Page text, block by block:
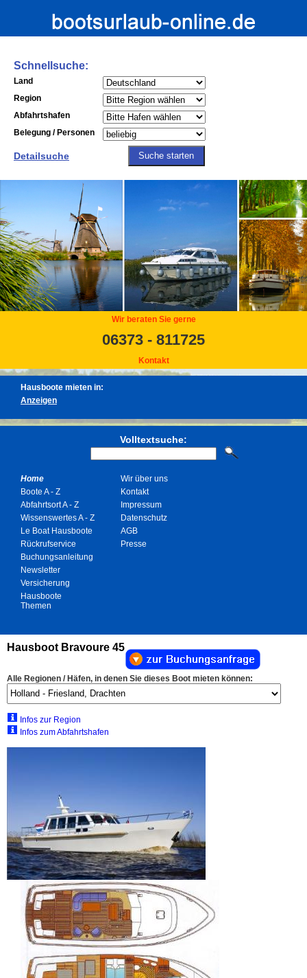
Schnellsuche:
Land
Region
Abfahrtshafen
Belegung / Personen
Detailsuche
Wir beraten Sie gerne
06373 - 811725
Kontakt
Hausboote mieten in:
Volltextsuche:
Home
Boote A - Z
Abfahrtsort A - Z
Wissenswertes A - Z
Le Boat Hausboote
Rückrufservice
Buchungsanleitung
Newsletter
Versicherung
Hausboote
Themen
Wir über uns
Kontakt
Impressum
Datenschutz
AGB
Presse
Hausboot Bravoure 45
Alle Regionen / Häfen, in denen Sie dieses Boot mieten können:
Infos zur Region
Infos zum Abfahrtshafen